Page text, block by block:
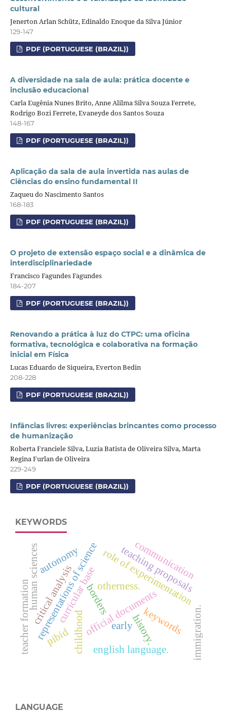
cultural
Jenerton Arlan Schütz, Edinaldo Enoque da Silva Júnior
129-147
PDF (PORTUGUESE (BRAZIL))
A diversidade na sala de aula: prática docente e
inclusão educacional
Carla Eugênia Nunes Brito, Anne Alilma Silva Souza Ferrete,
Rodrigo Bozi Ferrete, Evaneyde dos Santos Souza
148-167
PDF (PORTUGUESE (BRAZIL))
Aplicação da sala de aula invertida nas aulas de
Ciências do ensino fundamental II
Zaqueu do Nascimento Santos
168-183
PDF (PORTUGUESE (BRAZIL))
O projeto de extensão espaço social e a dinâmica de
interdisciplinariedade
Francisco Fagundes Fagundes
184-207
PDF (PORTUGUESE (BRAZIL))
Renovando a prática à luz do CTPC: uma oficina
formativa, tecnológica e colaborativa na formação
inicial em Física
Lucas Eduardo de Siqueira, Everton Bedin
208-228
PDF (PORTUGUESE (BRAZIL))
Infâncias livres: experiências brincantes como processo
de humanização
Roberta Franciele Silva, Luzia Batista de Oliveira Silva, Marta
Regina Furlan de Oliveira
229-249
PDF (PORTUGUESE (BRAZIL))
KEYWORDS
official documents
representations of sciencerole of experimentation
teaching proposals
childhood early
curricular base
critical analysis
human sciences
history.
keywords
borders
immigration.
otherness.
communication
autonomy
english language.
pibid
teacher formation
LANGUAGE